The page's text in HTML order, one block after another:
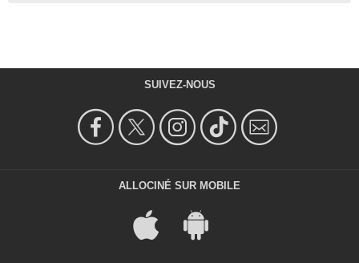
SUIVEZ-NOUS
ALLOCINÉ SUR MOBILE